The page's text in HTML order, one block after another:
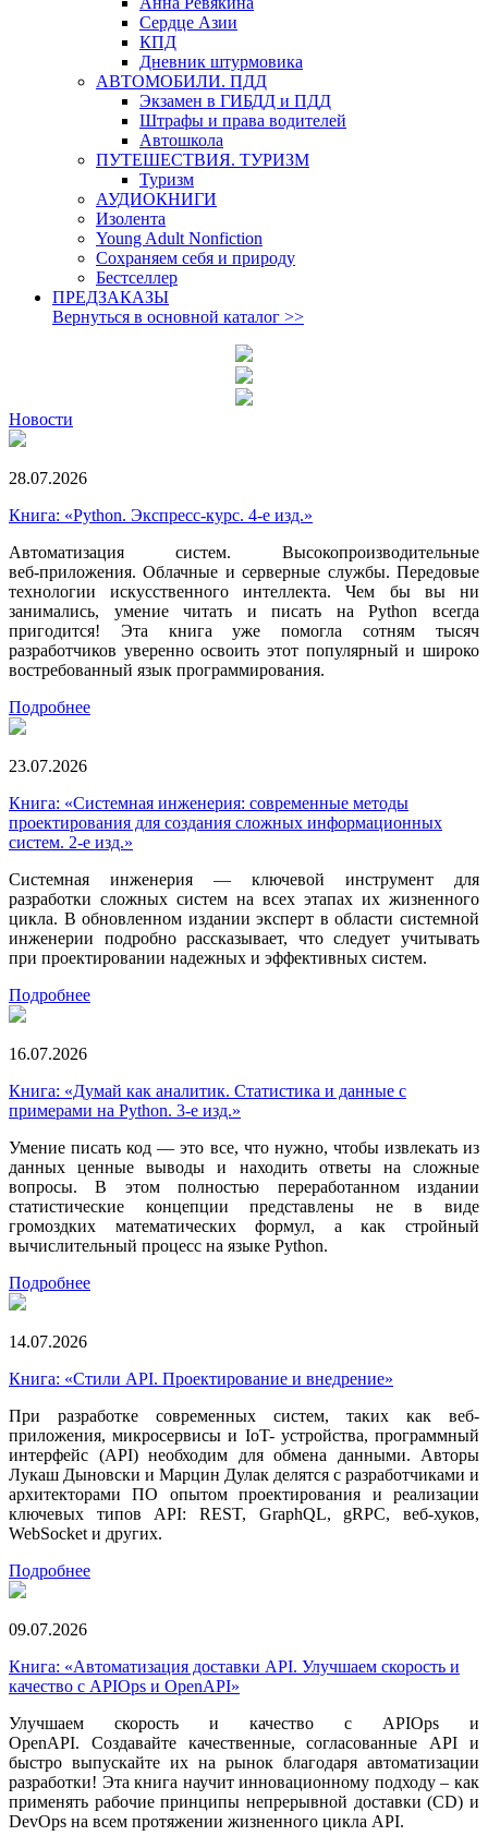
Сердце Азии
КПД
Дневник штурмовика
АВТОМОБИЛИ. ПДД
Экзамен в ГИБДД и ПДД
Штрафы и права водителей
Автошкола
ПУТЕШЕСТВИЯ. ТУРИЗМ
Туризм
АУДИОКНИГИ
Изолента
Young Adult Nonfiction
Сохраняем себя и природу
Бестселлер
ПРЕДЗАКАЗЫ
Вернуться в основной каталог >>
Новости
28.07.2026
Книга: «Python. Экспресс‑курс. 4-е изд.»
Автоматизация систем. Высокопроизводительные
веб‑приложения. Облачные и серверные службы. Передовые
технологии искусственного интеллекта. Чем бы вы ни
занимались, умение читать и писать на Python всегда
пригодится! Эта книга уже помогла сотням тысяч
разработчиков уверенно освоить этот популярный и широко
востребованный язык программирования.
Подробнее
23.07.2026
Книга: «Системная инженерия: современные методы
проектирования для создания сложных информационных
систем. 2-е изд.»
Системная инженерия — ключевой инструмент для
разработки сложных систем на всех этапах их жизненного
цикла. В обновленном издании эксперт в области системной
инженерии подробно рассказывает, что следует учитывать
при проектировании надежных и эффективных систем.
Подробнее
16.07.2026
Книга: «Думай как аналитик. Статистика и данные с
примерами на Python. 3-е изд.»
Умение писать код — это все, что нужно, чтобы извлекать из
данных ценные выводы и находить ответы на сложные
вопросы. В этом полностью переработанном издании
статистические концепции представлены не в виде
громоздких математических формул, а как стройный
вычислительный процесс на языке Python.
Подробнее
14.07.2026
Книга: «Стили API. Проектирование и внедрение»
При разработке современных систем, таких как веб-
приложения, микросервисы и IoT- устройства, программный
интерфейс (API) необходим для обмена данными. Авторы
Лукаш Дыновски и Марцин Дулак делятся с разработчиками и
архитекторами ПО опытом проектирования и реализации
ключевых типов API: REST, GraphQL, gRPC, веб-хуков,
WebSocket и других.
Подробнее
09.07.2026
Книга: «Автоматизация доставки API. Улучшаем скорость и
качество с APIOps и OpenAPI»
Улучшаем скорость и качество с APIOps и
OpenAPI. Создавайте качественные, согласованные API и
быстро выпускайте их на рынок благодаря автоматизации
разработки! Эта книга научит инновационному подходу – как
применять рабочие принципы непрерывной доставки (CD) и
DevOps на всем протяжении жизненного цикла API.